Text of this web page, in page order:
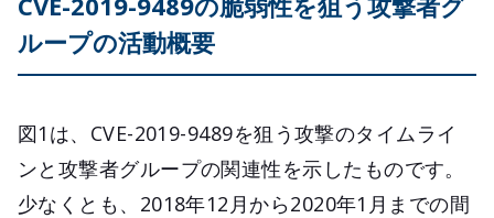
ループの活動概要
図1は、CVE-2019-9489を狙う攻撃のタイムライ
ンと攻撃者グループの関連性を示したものです。
少なくとも、2018年12月から2020年1月までの間